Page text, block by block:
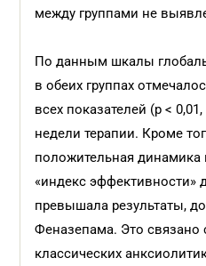
между группами не
По данным шкалы
в обеих группах
всех показателей (p <
недели терапии. Кроме
положительная динамика
«индекс эффективности»
превышала результаты,
Феназепама. Это связано
классических